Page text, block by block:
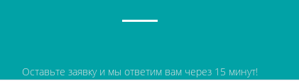
Оставьте заявку и мы ответим вам через 15 минут!